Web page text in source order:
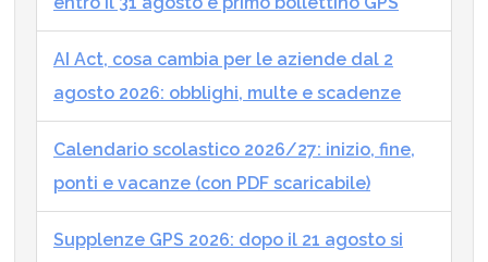
AI Act, cosa cambia per le aziende dal 2
agosto 2026: obblighi, multe e scadenze
Calendario scolastico 2026/27: inizio, fine,
ponti e vacanze (con PDF scaricabile)
Supplenze GPS 2026: dopo il 21 agosto si